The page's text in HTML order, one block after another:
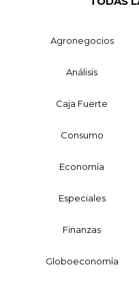
Agronegocios
Análisis
Caja Fuerte
Consumo
Economía
Especiales
Finanzas
Globoeconomía